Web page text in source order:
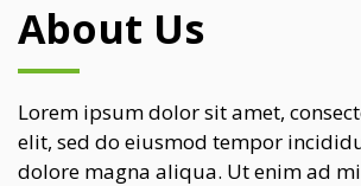
About Us
Lorem ipsum dolor sit amet,
elit, sed do eiusmod tempor
dolore magna aliqua. Ut enim ad